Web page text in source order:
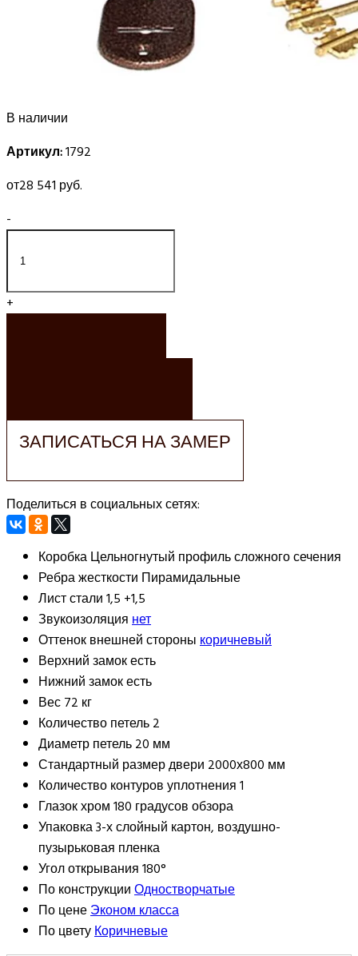
В наличии
Артикул:1792
от28 541 руб.
-
+
ЗАПИСАТЬСЯ НА ЗАМЕР
Поделиться в социальных сетях:
КоробкаЦельногнутый профиль сложного сечения
Ребра жесткости Пирамидальные
Лист стали1,5 +1,5
Звукоизоляциянет
Оттенок внешней стороныкоричневый
Верхний замокесть
Нижний замокесть
Вес72 кг
Количество петель2
Диаметр петель20 мм
Стандартный размер двери 2000х800 мм
Количество контуров уплотнения1
Глазокхром 180 градусов обзора
Упаковка3-х слойный картон, воздушно-
пузырьковая пленка
Угол открывания180°
По конструкцииОдностворчатые
По ценеЭконом класса
По цветуКоричневые